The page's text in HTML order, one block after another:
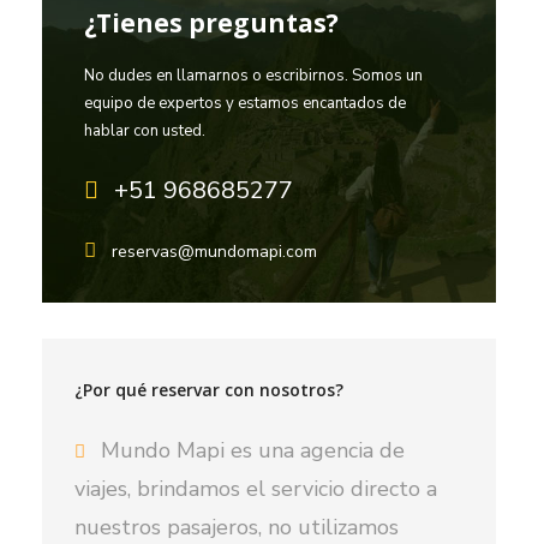
¿Tienes preguntas?
No dudes en llamarnos o escribirnos. Somos un
equipo de expertos y estamos encantados de
hablar con usted.
+51 968685277
reservas@mundomapi.com
¿Por qué reservar con nosotros?
Mundo Mapi es una agencia de
viajes, brindamos el servicio directo a
nuestros pasajeros, no utilizamos